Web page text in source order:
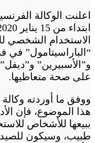
اعلنت الوكالة
الاستخدام الشخصي
“الباراسيتامول” في
و”الأسبيرين”
على صحة متعاطيها.
ووفق ما أوردته
هذا الموضوع، فإن
ببيعها للأشخاص
طبيب، وسيكون